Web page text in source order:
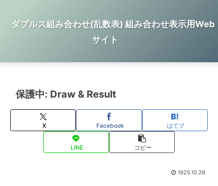
ダブルス組み合わせ(乱数表) 組み合わせ表示用Web
サイト
保護中: Draw & Result
X Facebook はてブ
LINE コピー
1925.10.26